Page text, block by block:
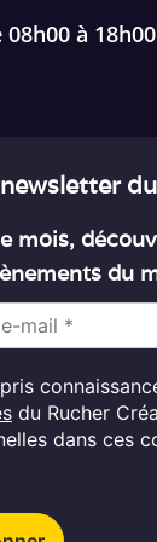
à 18h00
mois,
du
pris
du Rucher
dans ces